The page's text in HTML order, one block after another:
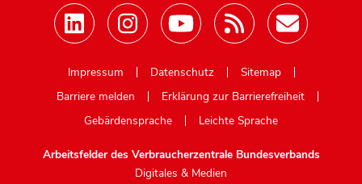
Impressum
Datenschutz
Sitemap
Barriere melden
Erklärung zur Barrierefreiheit
Gebärdensprache
Leichte Sprache
Arbeitsfelder des Verbraucherzentrale Bundesverbands
Digitales & Medien